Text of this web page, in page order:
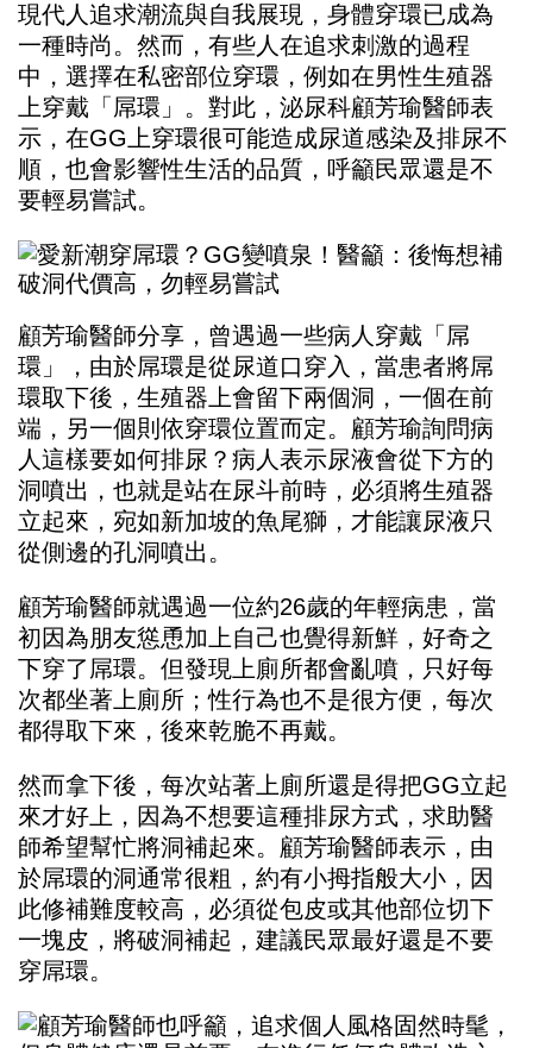
現代人追求潮流與自我展現，身體穿環已成為
一種時尚。然而，有些人在追求刺激的過程
中，選擇在私密部位穿環，例如在男性生殖器
上穿戴「屌環」。對此，泌尿科顧芳瑜醫師表
示，在GG上穿環很可能造成尿道感染及排尿不
順，也會影響性生活的品質，呼籲民眾還是不
要輕易嘗試。
顧芳瑜醫師分享，曾遇過一些病人穿戴「屌
環」，由於屌環是從尿道口穿入，當患者將屌
環取下後，生殖器上會留下兩個洞，一個在前
端，另一個則依穿環位置而定。顧芳瑜詢問病
人這樣要如何排尿？病人表示尿液會從下方的
洞噴出，也就是站在尿斗前時，必須將生殖器
立起來，宛如新加坡的魚尾獅，才能讓尿液只
從側邊的孔洞噴出。
顧芳瑜醫師就遇過一位約26歲的年輕病患，當
初因為朋友慫恿加上自己也覺得新鮮，好奇之
下穿了屌環。但發現上廁所都會亂噴，只好每
次都坐著上廁所；性行為也不是很方便，每次
都得取下來，後來乾脆不再戴。
然而拿下後，每次站著上廁所還是得把GG立起
來才好上，因為不想要這種排尿方式，求助醫
師希望幫忙將洞補起來。顧芳瑜醫師表示，由
於屌環的洞通常很粗，約有小拇指般大小，因
此修補難度較高，必須從包皮或其他部位切下
一塊皮，將破洞補起，建議民眾最好還是不要
穿屌環。